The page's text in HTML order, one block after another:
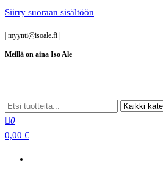
Siirry suoraan sisältöön
myynti@isoale.fi
Meillä on aina Iso Ale
0
0,00 €